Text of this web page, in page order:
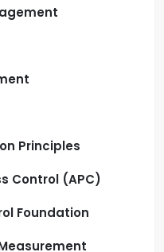
Principles
Control (APC)
Foundation